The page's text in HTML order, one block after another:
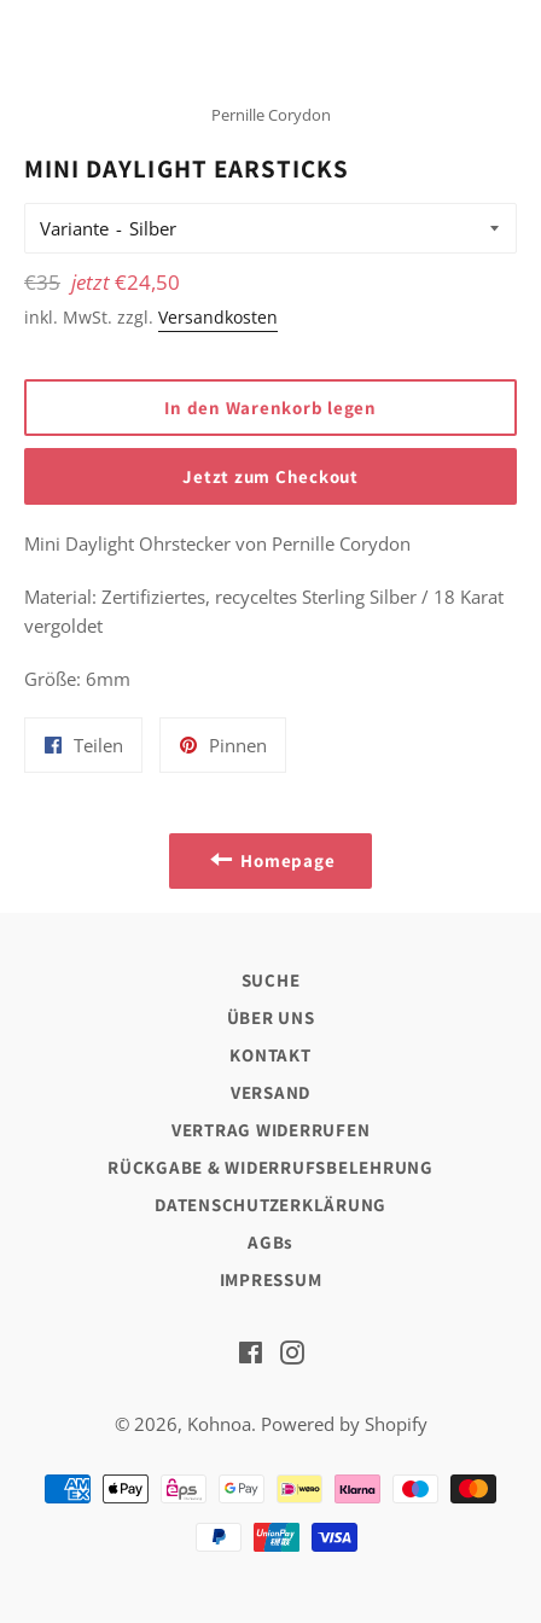
Pernille Corydon
MINI DAYLIGHT EARSTICKS
Variante
Normaler
Preis
€35 jetzt€24,50
inkl. MwSt. zzgl. Versandkosten
In den Warenkorb legen
Jetzt zum Checkout
Mini Daylight Ohrstecker von Pernille Corydon
Material: Zertifiziertes, recyceltes Sterling Silber / 18 Karat
vergoldet
Größe: 6mm
Teilen Pinnen
Homepage
SUCHE
ÜBER UNS
KONTAKT
VERSAND
VERTRAG WIDERRUFEN
RÜCKGABE & WIDERRUFSBELEHRUNG
DATENSCHUTZERKLÄRUNG
AGBs
IMPRESSUM
FacebookInstagram
© 2026, Kohnoa. Powered by Shopify
Zahlungsarten